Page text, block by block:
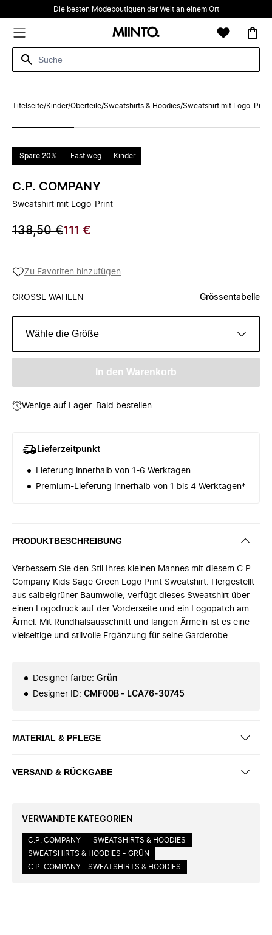
Die besten Modeboutiquen der Welt an einem Ort
Titelseite/Kinder/Oberteile/Sweatshirts & Hoodies/Sweatshirt mit Logo-Print
Spare 20% Fast weg Kinder
C.P. COMPANY
Sweatshirt mit Logo-Print
138,50 €111 €
Zu Favoriten hinzufügen
GRÖSSE WÄHLEN Grössentabelle
Wähle die Größe
In den Warenkorb
Wenige auf Lager. Bald bestellen.
Lieferzeitpunkt
Lieferung innerhalb von 1-6 Werktagen
Premium-Lieferung innerhalb von 1 bis 4 Werktagen*
PRODUKTBESCHREIBUNG
Verbessern Sie den Stil Ihres kleinen Mannes mit diesem C.P.
Company Kids Sage Green Logo Print Sweatshirt. Hergestellt
aus salbeigrüner Baumwolle, verfügt dieses Sweatshirt über
einen Logodruck auf der Vorderseite und ein Logopatch am
Ärmel. Mit Rundhalsausschnitt und langen Ärmeln ist es eine
vielseitige und stilvolle Ergänzung für seine Garderobe.
Designer farbe: Grün
Designer ID: CMF00B - LCA76-30745
MATERIAL & PFLEGE
VERSAND & RÜCKGABE
VERWANDTE KATEGORIEN
C.P. COMPANY
SWEATSHIRTS & HOODIES
SWEATSHIRTS & HOODIES - GRÜN
C.P. COMPANY - SWEATSHIRTS & HOODIES